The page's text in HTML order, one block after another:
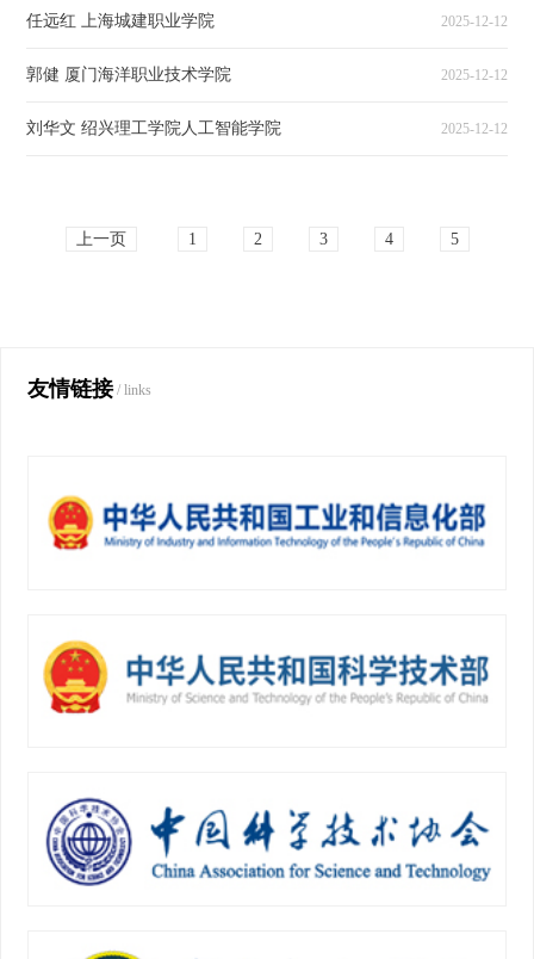
任远红 上海城建职业学院 2025-12-12
郭健 厦门海洋职业技术学院 2025-12-12
刘华文 绍兴理工学院人工智能学院 2025-12-12
上一页 1 2 3 4 5
友情链接/ links